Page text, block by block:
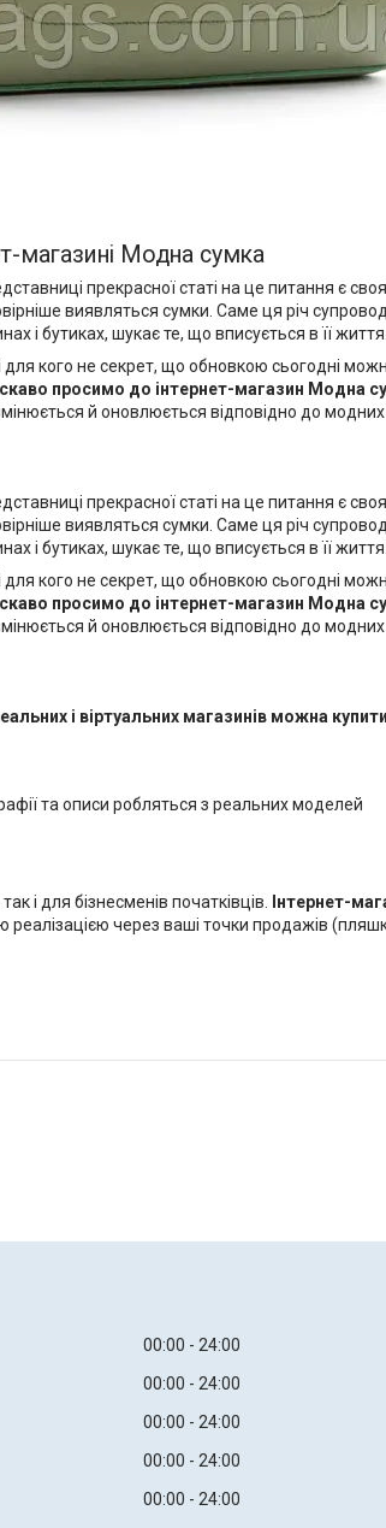
магазині Модна сумка
прекрасної статі на це питання є
виявляться сумки. Саме ця річ
і бутиках, шукає те, що вписується в її життя.
кого не секрет, що обновкою сьогодні
просимо до інтернет-магазин Модна
й оновлюється відповідно до
прекрасної статі на це питання є
виявляться сумки. Саме ця річ
і бутиках, шукає те, що вписується в її життя.
кого не секрет, що обновкою сьогодні
просимо до інтернет-магазин Модна
й оновлюється відповідно до
і віртуальних магазинів можна
та описи робляться з реальних моделей
і для бізнесменів початківців. Інтернет-
через ваші точки продажів
00:00
24:00
00:00
24:00
00:00
24:00
00:00
24:00
00:00 24:00